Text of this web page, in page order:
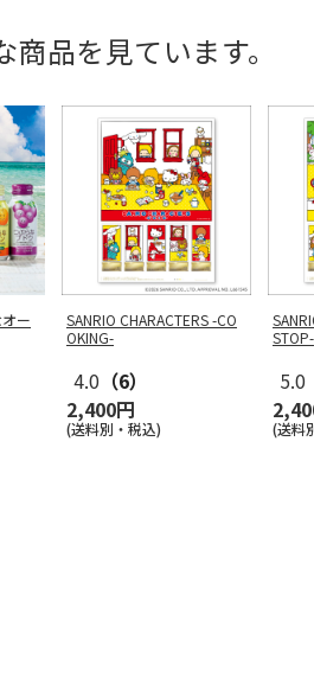
品を見ています。
ー
SANRIO CHARACTERS -CO
OKING-
4.0 （6）
2,400円
(送料別・税込)
STOP-
5.0
(送料